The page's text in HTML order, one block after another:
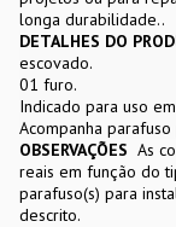
longa durabilidade..
DETALHES DO
escovado.
01 furo.
Indicado para uso
Acompanha
OBSERVAÇÕES As
reais em função do
parafuso(s) para
descrito.